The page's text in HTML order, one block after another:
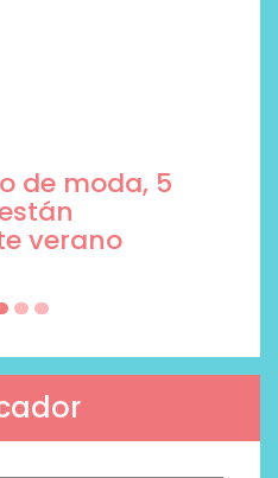
de moda, 5
verano